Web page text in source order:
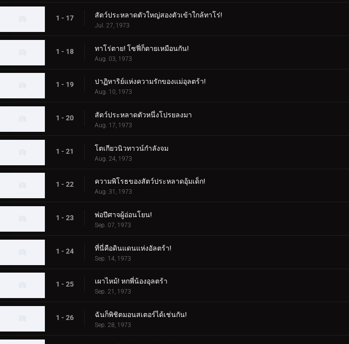
1 - 17 สัตว์ประหลาดตัวใหญ่สองตัวเข้าใกล้ทาโร่!
Jul. 27, 1973
1 - 18 ทาโร่ตาย! โซฟี่ก็ตายเหมือนกัน!
Aug. 03, 1973
1 - 19 ปาฏิหาริย์แห่งความรักของแม่อุลตร้า!
Aug. 10, 1973
1 - 20 สัตว์ประหลาดตัวหนึ่งโปรยลงมา
Aug. 17, 1973
1 - 21 โตเกียวนิวทาวน์กำลังจม
Aug. 24, 1973
1 - 22 ความพิโรธของสัตว์ประหลาดอุ้มเด็ก!
Aug. 31, 1973
1 - 23 พ่อปีศาจผู้อ่อนโยน!
Sep. 07, 1973
1 - 24 ที่นี่คือดินแดนแห่งอัลตร้า!
Sep. 14, 1973
1 - 25 เผาไหม้! หกพี่น้องอุลตร้า
Sep. 21, 1973
1 - 26 ฉันก็พิชิตมอนสเตอร์ได้เช่นกัน!
Sep. 28, 1973